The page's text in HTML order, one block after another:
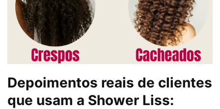
Depoimentos reais de clientes
que usam a Shower Liss: